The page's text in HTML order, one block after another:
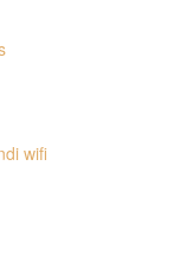
wifi